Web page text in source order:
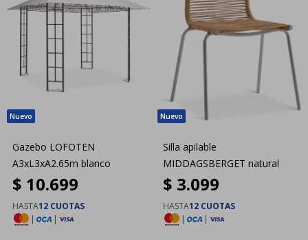
Gazebo LOFOTEN
A3xL3xA2.65m blanco
$ 10.699
HASTA12 CUOTAS
|
|
Silla apilable
MIDDAGSBERGET natural
$ 3.099
HASTA12 CUOTAS
|
|